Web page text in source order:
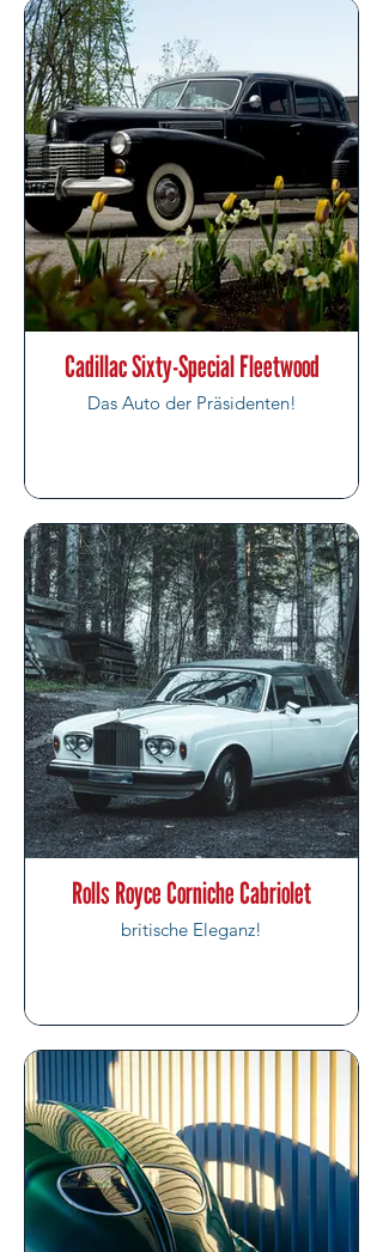
Cadillac Sixty-Special Fleetwood
Das Auto der Präsidenten!
Rolls Royce Corniche Cabriolet
britische Eleganz!